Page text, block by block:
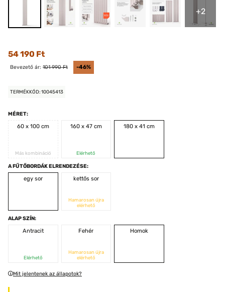
+2
54 190 Ft
Bevezető ár: 101 990 Ft -46%
TERMÉKKÓD: 10045413
MÉRET:
60 x 100 cm
Más kombináció
160 x 47 cm
Elérhető
180 x 41 cm
A FŰTŐBORDÁK ELRENDEZÉSE:
egy sor
kettős sor
Hamarosan újra
elérhető
ALAP SZÍN:
Antracit
Elérhető
Fehér
Hamarosan újra
elérhető
Homok
Mit jelentenek az állapotok?